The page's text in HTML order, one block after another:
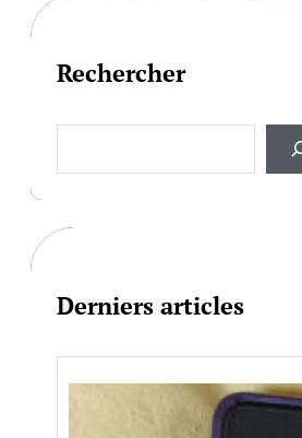
Rechercher
a
h
Derniers articles